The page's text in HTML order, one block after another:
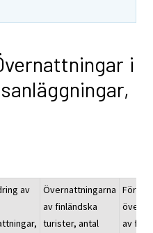
i
av
Övernattningarna
av finländska
turister, antal
av